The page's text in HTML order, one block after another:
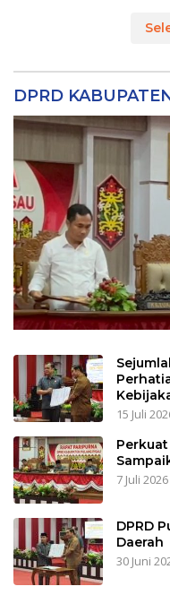
DPRD
15 Juli
7 Juli 2026
DPRD
Daerah
30 Juni